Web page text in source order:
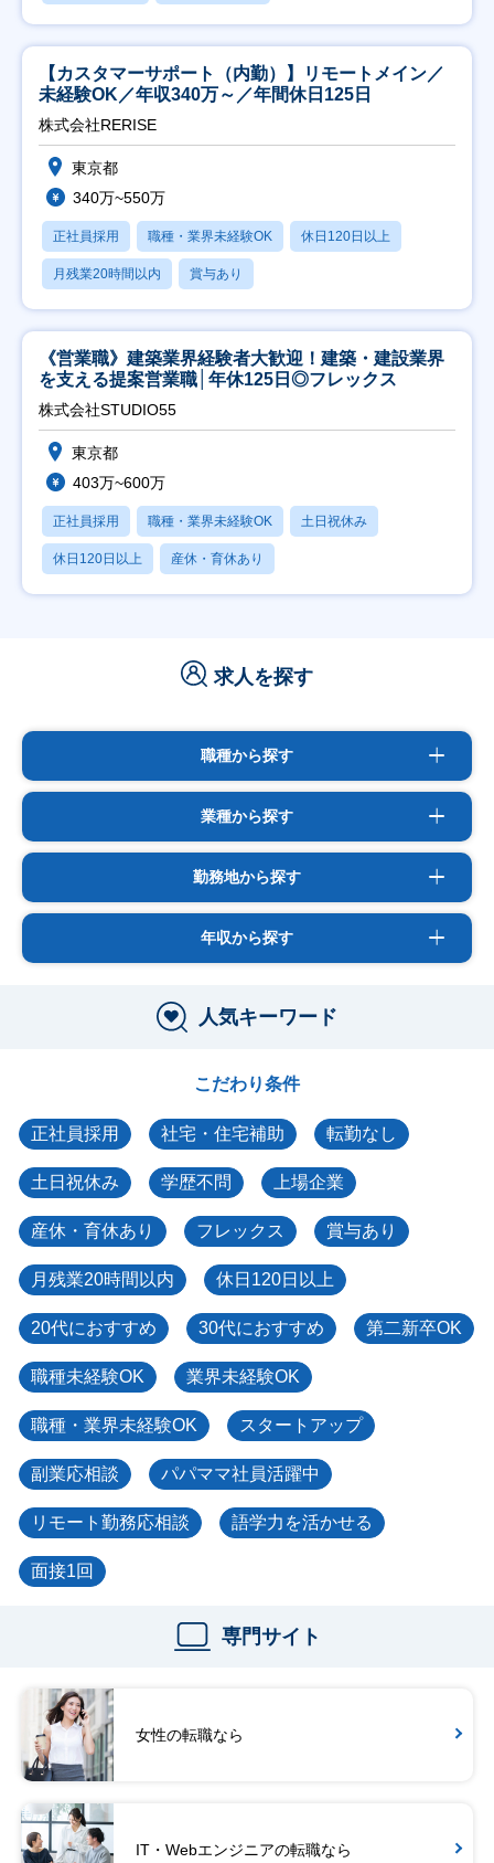
【カスタマーサポート（内勤）】リモートメイン／
未経験OK／年収340万～／年間休日125日
株式会社RERISE
東京都
340万~550万
正社員採用 職種・業界未経験OK 休日120日以上
月残業20時間以内 賞与あり
《営業職》建築業界経験者大歓迎！建築・建設業界
を支える提案営業職│年休125日◎フレックス
株式会社STUDIO55
東京都
403万~600万
正社員採用 職種・業界未経験OK 土日祝休み
休日120日以上 産休・育休あり
求人を探す
職種から探す
業種から探す
勤務地から探す
年収から探す
人気キーワード
こだわり条件
正社員採用 社宅・住宅補助 転勤なし
土日祝休み 学歴不問 上場企業
産休・育休あり フレックス 賞与あり
月残業20時間以内 休日120日以上
20代におすすめ 30代におすすめ 第二新卒OK
職種未経験OK 業界未経験OK
職種・業界未経験OK スタートアップ
副業応相談 パパママ社員活躍中
リモート勤務応相談 語学力を活かせる
面接1回
専門サイト
女性の転職なら
IT・Webエンジニアの転職なら